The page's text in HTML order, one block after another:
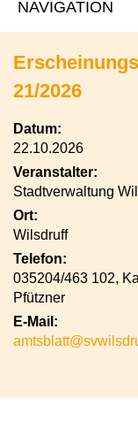
21/2026
Datum:
22.10.2026
Veranstalter:
Stadtverwaltung
Ort:
Wilsdruff
Telefon:
035204/463 102,
Pfützner
E-Mail: